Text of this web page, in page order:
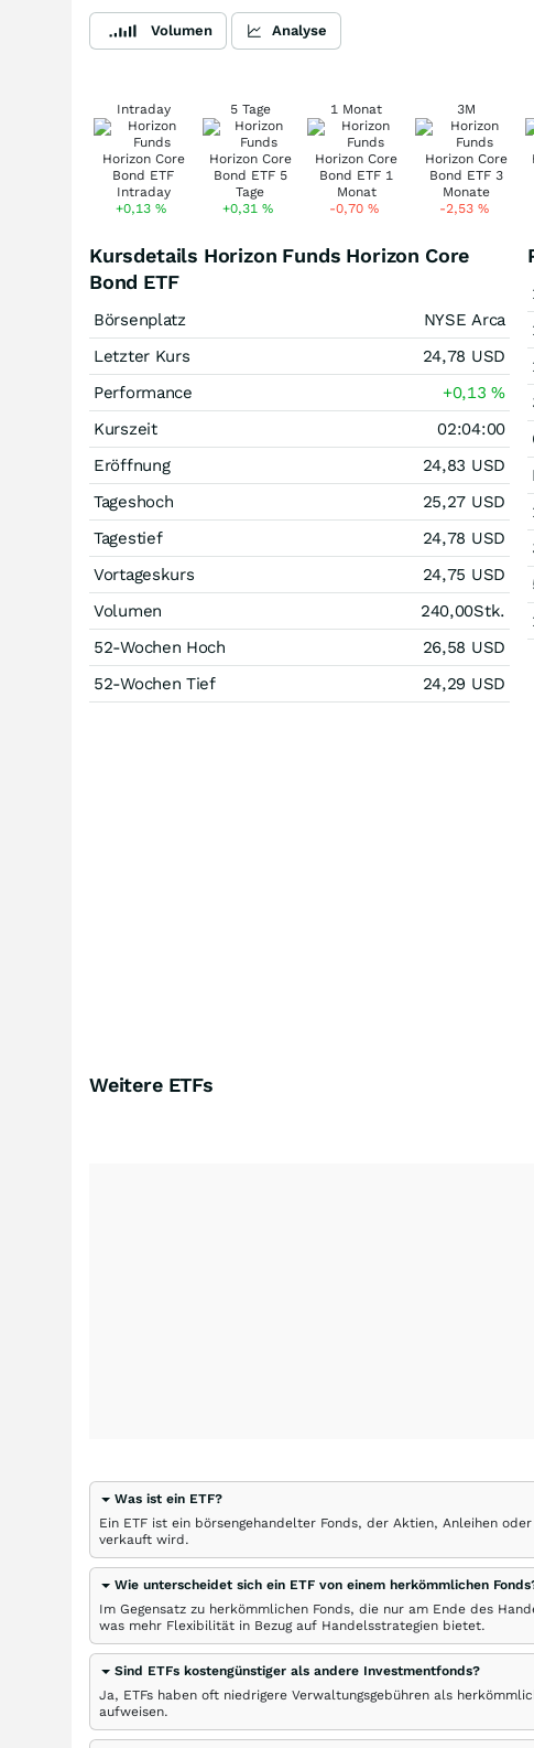
Volumen Analyse
Intraday
+0,13%
5 Tage
+0,31%
1 Monat
-0,70%
3M
-2,53 %
Kursdetails Horizon Funds Horizon Core
Bond ETF
Börsenplatz
NYSE Arca
Letzter Kurs
24,78 USD
Performance
+0,13%
Kurszeit
02:04:00
Eröffnung
24,83 USD
Tageshoch
25,27 USD
Tagestief
24,78 USD
Vortageskurs
24,75 USD
Volumen
240,00Stk.
52-Wochen Hoch
26,58 USD
52-Wochen Tief
24,29 USD
Weitere ETFs
Was ist ein ETF?
Ein ETF ist ein börsengehandelter Fonds, der Aktien, Anleihen
verkauft wird.
Wie unterscheidet sich ein ETF von einem herkömmlichen
Im Gegensatz zu herkömmlichen Fonds, die nur am Ende des
was mehr Flexibilität in Bezug auf Handelsstrategien bietet.
Sind ETFs kostengünstiger als andere Investmentfonds?
Ja, ETFs haben oft niedrigere Verwaltungsgebühren als
aufweisen.